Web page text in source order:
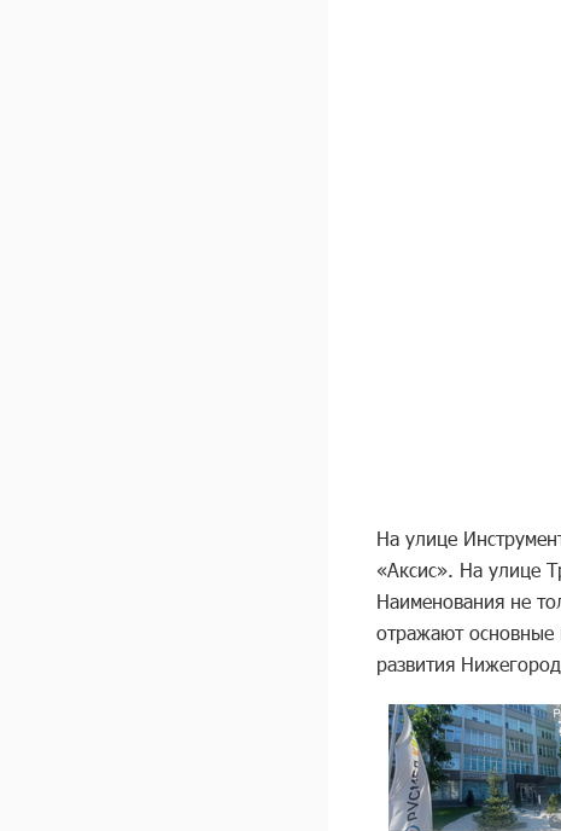
На улице
«Аксис». На улице
Наименования не
отражают основные
развития